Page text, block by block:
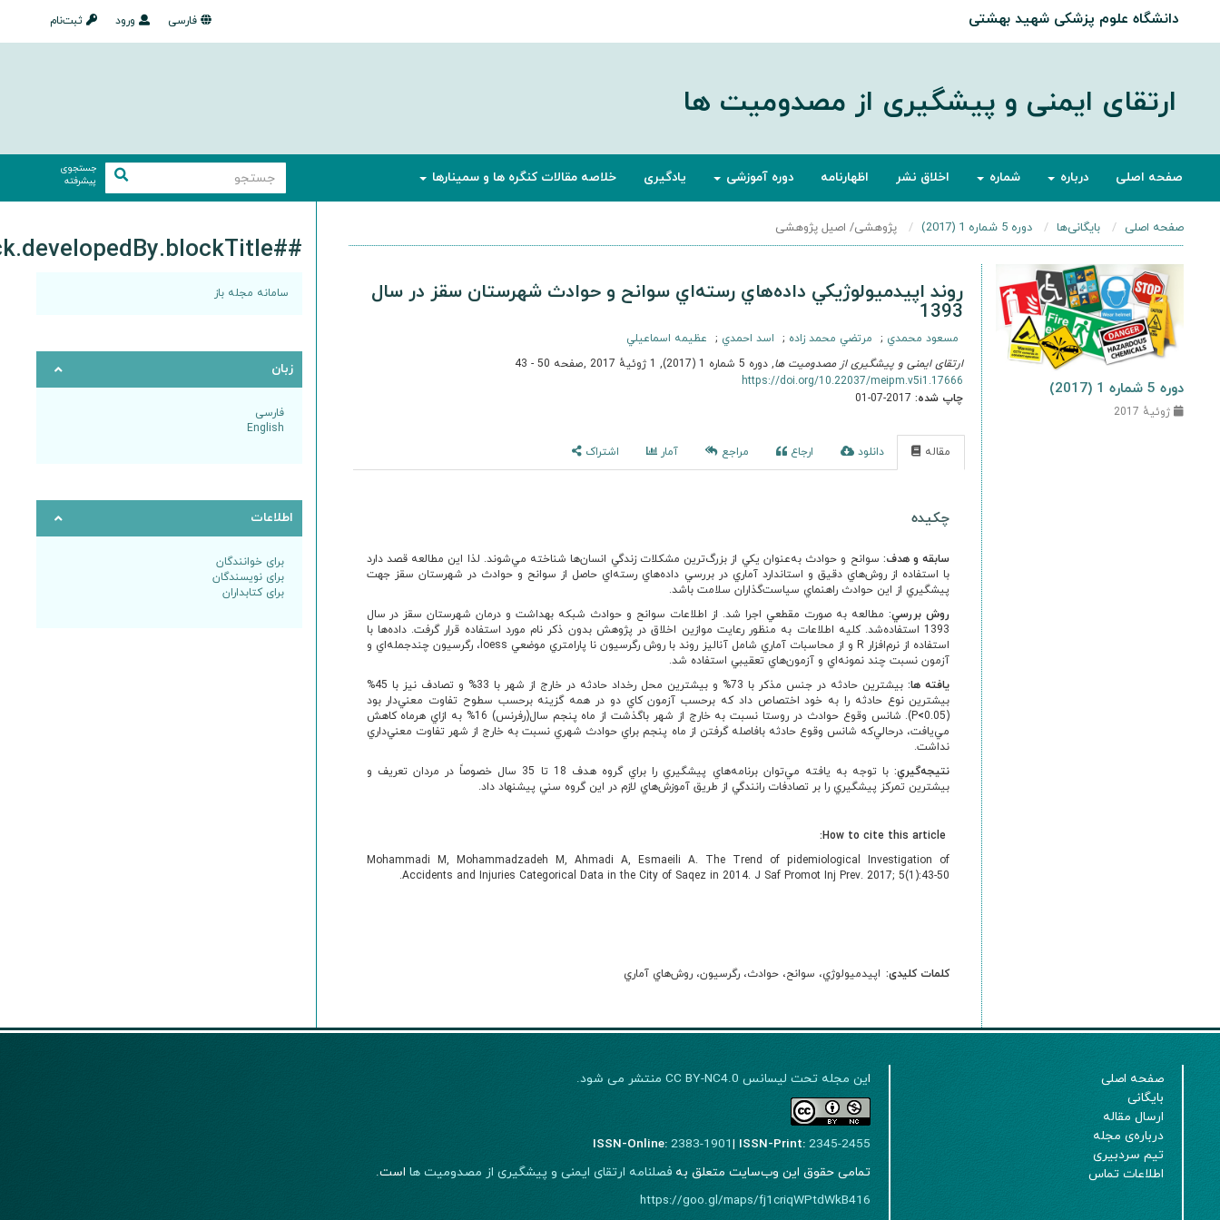
دانشگاه علوم پزشکی شهید بهشتی ثبت‌نام ورود فارسی
ارتقای ایمنی و پیشگیری از مصدومیت ها
صفحه اصلی درباره شماره اخلاق نشر اظهارنامه دوره آموزشی یادگیری خلاصه مقالات کنگره ها و سمینارها
جستجوی
پیشرفته
صفحه اصلی بایگانی‌ها دوره 5 شماره 1 (2017) پژوهشی/ اصیل پژوهشی
دوره 5 شماره 1 (2017)
ژوئیهٔ 2017
روند اپيدميولوژيکي داده‌هاي رسته‌اي سوانح و حوادث شهرستان سقز در سال
1393
مسعود محمدي مرتضي محمد زاده اسد احمدي
عظيمه اسماعيلي
ارتقای ایمنی و پیشگیری از مصدومیت ها, دوره 5 شماره 1 (2017), 1 ژوئیهٔ 2017 ,صفحه 50 - 43
https://doi.org/10.22037/meipm.v5i1.17666
چاپ شده:2017-07-01
مقاله دانلود ارجاع مراجع آمار اشتراک
چکیده
سابقه و هدف: سوانح و حوادث به‌عنوان يکي از بزرگ‌ترين مشکلات زندگي انسان‌ها شناخته مي‌شوند. لذا اين مطالعه قصد دارد
با استفاده از روش‌هاي دقيق و استاندارد آماري در بررسي داده‌هاي رسته‌اي حاصل از سوانح و حوادث در شهرستان سقز جهت
پيشگيري از اين حوادث راهنماي سياست‌گذاران سلامت باشد.
روش بررسي: مطالعه به صورت مقطعي اجرا شد. از اطلاعات سوانح و حوادث شبکه بهداشت و درمان شهرستان سقز در سال
1393 استفاده‌شد. کليه اطلاعات به منظور رعايت موازين اخلاق در پژوهش بدون ذکر نام مورد استفاده قرار گرفت. داده‌ها با
استفاده از نرم‌افزار R و از محاسبات آماري شامل آناليز روند با روش رگرسيون نا پارامتري موضعي loess، رگرسيون چندجمله‌اي و
آزمون نسبت چند نمونه‌اي و آزمون‌هاي تعقيبي استفاده شد.
يافته ها:
بيشترين حادثه در جنس مذکر با 73% و بيشترين محل رخداد حادثه در خارج از شهر با 33% و تصادف نيز با 45%
بيشترين نوع حادثه را به خود اختصاص داد که برحسب آزمون کاي دو در همه گزينه برحسب سطوح تفاوت معنيدار بود
(P
<
0.05). شانس وقوع حوادث در روستا نسبت به خارج از شهر باگذشت از ماه پنجم سال(رفرنس) 16% به ازاي هرماه کاهش
مي‌يافت، درحالي‌که شانس وقوع حادثه بافاصله گرفتن از ماه پنجم براي حوادث شهري نسبت به خارج از شهر تفاوت معنيداري
نداشت.
نتيجهگيري:
با توجه به يافته مي‌توان برنامه‌هاي پيشگيري را براي گروه هدف 18 تا 35 سال خصوصاً در مردان تعريف و
بيشترين تمرکز پيشگيري را بر تصادفات رانندگي از طريق آموزش‌هاي لازم در اين گروه سني پيشنهاد داد.
How to cite this article:
Mohammadi M, Mohammadzadeh M, Ahmadi A, Esmaeili A. The Trend of pidemiological Investigation of
Accidents and Injuries Categorical Data in the City of Saqez in 2014. J Saf Promot Inj Prev. 2017; 5(1):43-50.
کلمات کلیدی: اپيدميولوژي، سوانح، حوادث، رگرسيون، روش‌هاي آماري
##plugins.block.developedBy.blockTitle##
سامانه مجله باز
زبان
فارسی
English
اطلاعات
برای خوانندگان
برای نویسندگان
برای کتابداران
صفحه اصلی
بایگانی
ارسال مقاله
درباره‌ی مجله
تیم سردبیری
اطلاعات تماس
این مجله تحت لیسانس CC BY-NC4.0 منتشر می شود.
ISSN-Online: 2383-1901| ISSN-Print: 2345-2455
تمامی حقوق این وب‌سایت متعلق بهفصلنامه ارتقای ایمنی و پیشگیری از مصدومیت ها است.
https://goo.gl/maps/fj1criqWPtdWkB416